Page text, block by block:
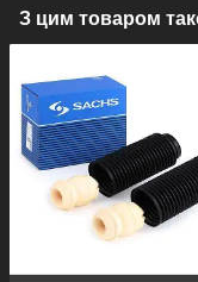
З цим товаром